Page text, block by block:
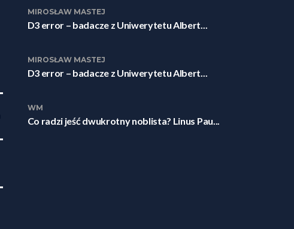
MIROSŁAW MASTEJ
D3 error – badacze z Uniwerytetu Albert...
MIROSŁAW MASTEJ
D3 error – badacze z Uniwerytetu Albert...
WM
Co radzi jeść dwukrotny noblista? Linus Pau...